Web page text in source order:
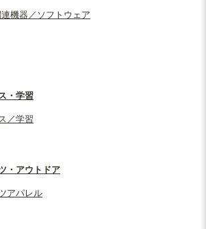
連機器／ソフトウェア
・学習
／学習
・アウトドア
アパレル